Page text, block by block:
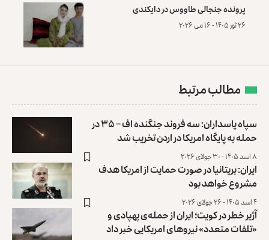
پرونده‌ جنجالی طاووس در دایکندی
۲۶ ثور ۱۴۰۵ - ۱۶ می ۲۰۲۶
مطالب مرتبط
سپاه پاسداران: سه فروند جنگنده اف – ۳۵ در
حمله به پایگاه امریکا در اردن تخریب شد
۸ اسد ۱۴۰۵ - ۳۰ جولای ۲۰۲۶
ایران: بریتانیا در صورت حمایت از امریکا هدف
مشروع خواهد بود
۴ اسد ۱۴۰۵ - ۲۶ جولای ۲۰۲۶
آژیر خطر در کویت؛ ایران از حمله‌ی پهپادی و
«تلفات متعدد» نیروهای امریکایی خبر داد